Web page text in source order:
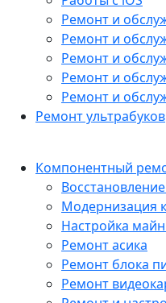
Ремонт и
Ремонт и
Ремонт и
Ремонт и
Ремонт и
Ремонт ультрабуков
Компонентный
Модернизация
Настройка
Ремонт асика
Ремонт блока
Ремонт